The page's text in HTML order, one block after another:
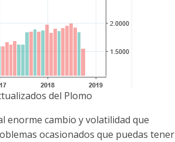
del Plomo
enorme cambio y volatilidad que
ocasionados que puedas tener